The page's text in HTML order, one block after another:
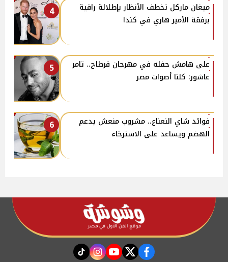
4
ميغان ماركل تخطف الأنظار بإطلالة راقية
برفقة الأمير هاري في كندا
5
على هامش حفله في مهرجان قرطاج.. تامر
عاشور: كلنا أصوات مصر
6
فوائد شاي النعناع.. مشروب منعش يدعم
الهضم ويساعد على الاسترخاء
facebook
twitter
youtube
instagram
tiktok